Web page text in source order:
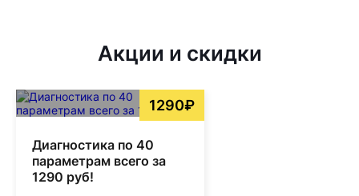
Акции и скидки
1290₽
Диагностика по 40
параметрам всего за
1290 руб!